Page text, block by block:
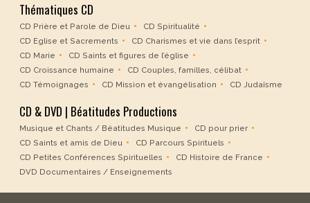
Thématiques CD
CD Prière et Parole de Dieu
CD Spiritualité
CD Eglise et Sacrements
CD Charismes et vie dans l’esprit
CD Marie
CD Saints et figures de l’église
CD Croissance humaine
CD Couples, familles, célibat
CD Témoignages
CD Mission et évangélisation CD Judaïsme
CD & DVD | Béatitudes Productions
Musique et Chants / Béatitudes Musique
CD pour prier
CD Saints et amis de Dieu
CD Parcours Spirituels
CD Petites Conférences Spirituelles
CD Histoire de France
DVD Documentaires / Enseignements